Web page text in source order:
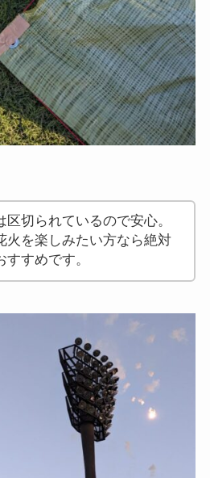
区切られているので安心。
火を楽しみたい方なら絶対
すめです。